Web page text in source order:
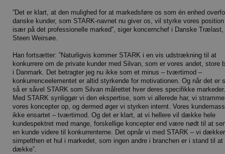
”Det er klart, at den mulighed for at markedsføre os som én enhed
danske kunder, som STARK-navnet nu giver os, vil styrke vores
især på det professionelle marked”, siger koncernchef i Danske Trælast,
Steen Weirsøe.
Han fortsætter: ”Naturligvis kommer STARK i en vis udstrækning til at
konkurrere om de private kunder med Silvan, som er vores andet, store
i Danmark. Det betragter jeg nu ikke som et minus – tværtimod –
konkurrenceelementet er altid styrkende for motivationen. Og når det er
så er såvel STARK som Silvan målrettet hver deres specifikke markeder.
Med STARK synliggør vi den ekspertise, som vi allerede har, vi
vores koncepter op, og dermed øger vi styrken internt. Vores
ikke ensartet – tværtimod. Og det er klart, at vi hellere vil dække hele
kundespektret med mange, forskellige koncepter end være nødt til at
en kunde videre til konkurrenterne. Det opnår vi med STARK – vi dækker
simpelthen et hul i markedet, som ingen andre i branchen er i stand til at
dække”.